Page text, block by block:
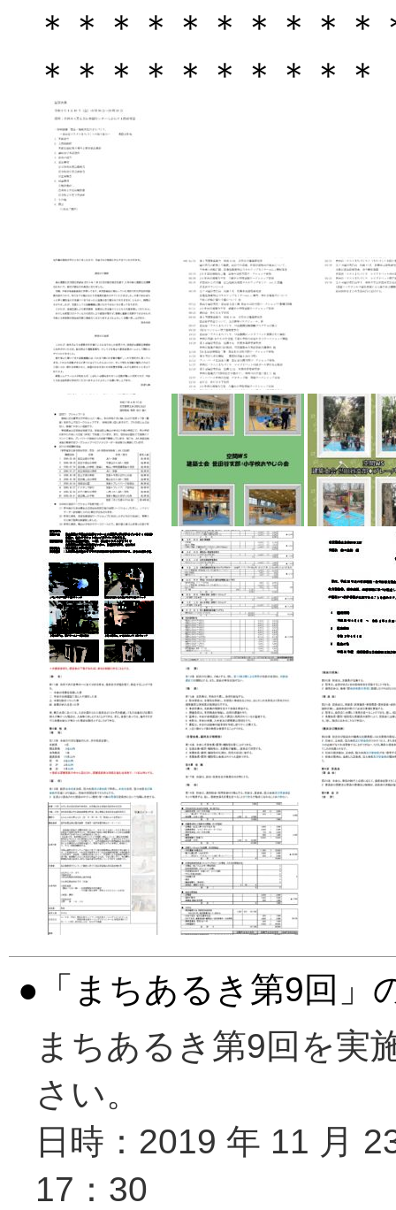
＊＊＊＊＊＊＊＊＊
＊＊＊＊＊＊＊＊＊＊
「まちあるき第9回」
まちあるき第9回を実
さい。
日時：2019 年 11 月
17：30